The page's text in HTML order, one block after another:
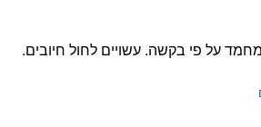
על פי בקשה. עשויים לחול חיובים.